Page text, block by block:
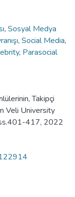
, Sosyal Medya
, Social Media,
, Parasocial
Takipçi
Veli University
417, 2022